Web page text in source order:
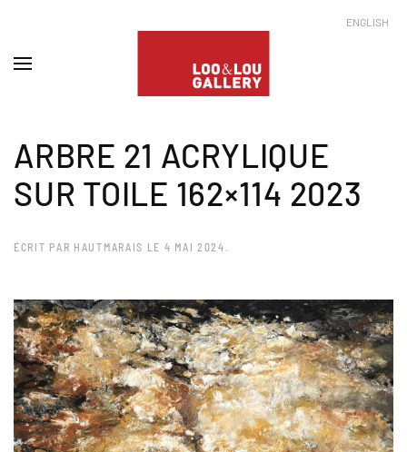
ENGLISH
ARBRE 21 ACRYLIQUE
SUR TOILE 162×114 2023
ÉCRIT PAR HAUTMARAIS LE 4 MAI 2024 .